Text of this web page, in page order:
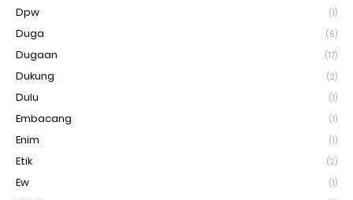
Dpw (1)
Duga (6)
Dugaan (17)
Dukung (2)
Dulu (1)
Embacang (1)
Enim (1)
Etik (2)
Ew (1)